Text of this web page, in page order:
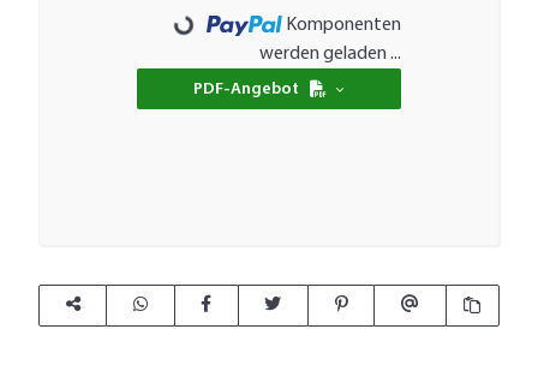
Loading...
Komponenten
werden geladen ...
PDF-Angebot